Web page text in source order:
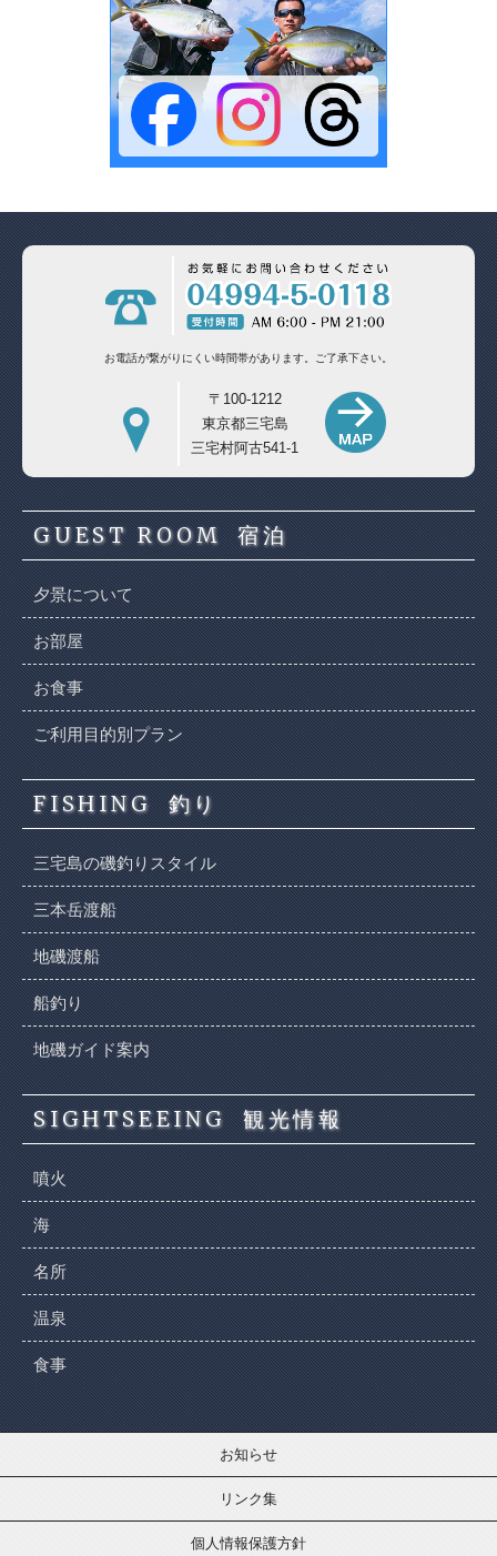
お電話が繋がりにくい時間帯があります。 ご了承下さい。
〒100-1212
東京都三宅島
三宅村阿古541-1
GUEST ROOM 宿泊
夕景について
お部屋
お食事
ご利用目的別プラン
FISHING 釣り
三宅島の磯釣りスタイル
三本岳渡船
地磯渡船
船釣り
地磯ガイド案内
SIGHTSEEING 観光情報
噴火
海
名所
温泉
食事
お知らせ
リンク集
個人情報保護方針